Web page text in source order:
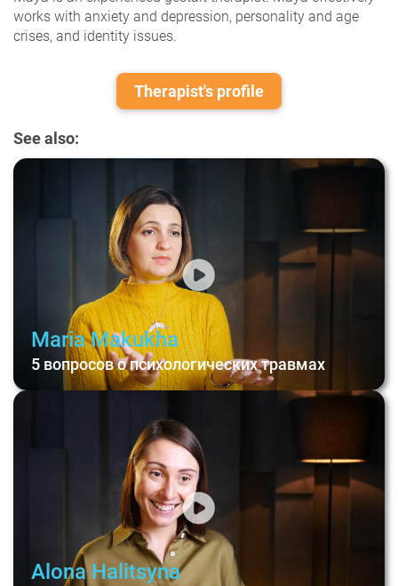
works with anxiety and depression, personality and age
crises, and identity issues.
Therapist's profile
See also:
Maria Makukha
5 вопросов о психологических травмах
Alona Halitsyna